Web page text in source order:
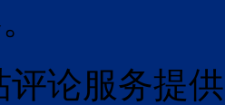
评论服务提